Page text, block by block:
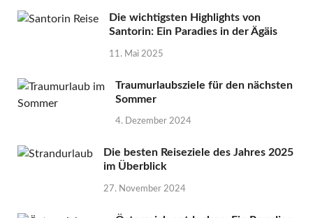
Die wichtigsten Highlights von
Santorin: Ein Paradies in der Ägäis
11. Mai 2025
Traumurlaubsziele für den nächsten
Sommer
4. Dezember 2024
Die besten Reiseziele des Jahres 2025
im Überblick
27. November 2024